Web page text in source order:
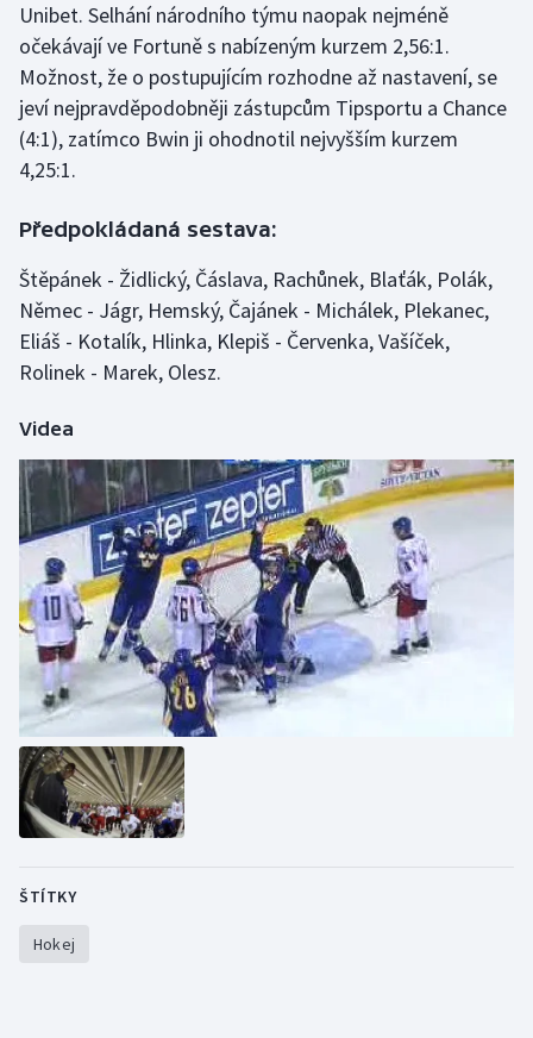
Unibet. Selhání národního týmu naopak nejméně
očekávají ve Fortuně s nabízeným kurzem 2,56:1.
Možnost, že o postupujícím rozhodne až nastavení, se
jeví nejpravděpodobněji zástupcům Tipsportu a Chance
(4:1), zatímco Bwin ji ohodnotil nejvyšším kurzem
4,25:1.
Předpokládaná sestava:
Štěpánek - Židlický, Čáslava, Rachůnek, Blaťák, Polák,
Němec - Jágr, Hemský, Čajánek - Michálek, Plekanec,
Eliáš - Kotalík, Hlinka, Klepiš - Červenka, Vašíček,
Rolinek - Marek, Olesz.
Videa
ŠTÍTKY
Hokej